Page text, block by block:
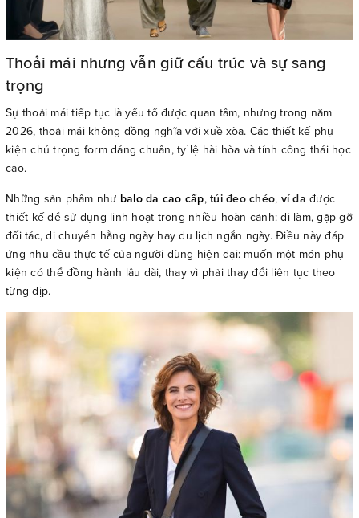
Thoải mái nhưng vẫn giữ cấu trúc và sự sang
trọng
Sự thoải mái tiếp tục là yếu tố được quan tâm, nhưng trong năm
2026, thoải mái không đồng nghĩa với xuề xòa. Các thiết kế phụ
kiện chú trọng form dáng chuẩn, tỷ lệ hài hòa và tính công thái học
cao.
Những sản phẩm như balo da cao cấp, túi đeo chéo, ví da được
thiết kế để sử dụng linh hoạt trong nhiều hoàn cảnh: đi làm, gặp gỡ
đối tác, di chuyển hằng ngày hay du lịch ngắn ngày. Điều này đáp
ứng nhu cầu thực tế của người dùng hiện đại: muốn một món phụ
kiện có thể đồng hành lâu dài, thay vì phải thay đổi liên tục theo
từng dịp.